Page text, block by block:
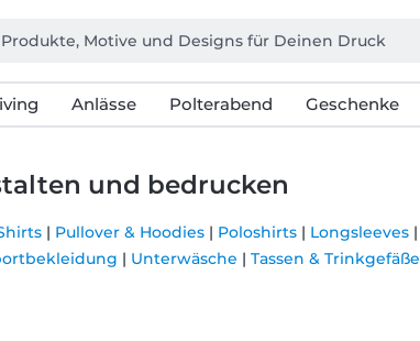
Anlässe Polterabend Geschenke
und bedrucken
| Pullover & Hoodies | Poloshirts | Longsleeves |
| Unterwäsche | Tassen & Trinkgefäße